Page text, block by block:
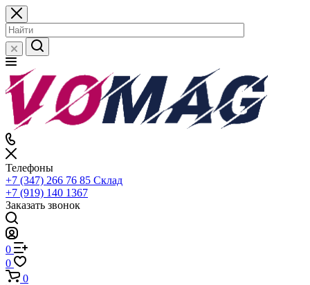
Телефоны
+7 (347) 266 76 85 Склад
+7 (919) 140 1367
Заказать звонок
0
0
0